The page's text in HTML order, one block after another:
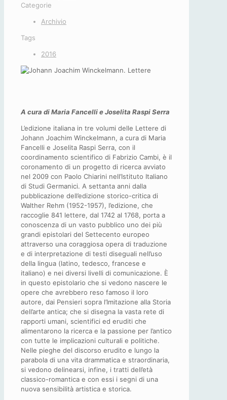
Categorie
Archivio
Tags
2016
A cura di Maria Fancelli e Joselita Raspi Serra
L’edizione italiana in tre volumi delle Lettere di
Johann Joachim Winckelmann, a cura di Maria
Fancelli e Joselita Raspi Serra, con il
coordinamento scientifico di Fabrizio Cambi, è il
coronamento di un progetto di ricerca avviato
nel 2009 con Paolo Chiarini nell’Istituto Italiano
di Studi Germanici. A settanta anni dalla
pubblicazione dell’edizione storico-critica di
Walther Rehm (1952-1957), l’edizione, che
raccoglie 841 lettere, dal 1742 al 1768, porta a
conoscenza di un vasto pubblico uno dei più
grandi epistolari del Settecento europeo
attraverso una coraggiosa opera di traduzione
e di interpretazione di testi diseguali nell’uso
della lingua (latino, tedesco, francese e
italiano) e nei diversi livelli di comunicazione. È
in questo epistolario che si vedono nascere le
opere che avrebbero reso famoso il loro
autore, dai Pensieri sopra l’Imitazione alla Storia
dell’arte antica; che si disegna la vasta rete di
rapporti umani, scientifici ed eruditi che
alimentarono la ricerca e la passione per l’antico
con tutte le implicazioni culturali e politiche.
Nelle pieghe del discorso erudito e lungo la
parabola di una vita drammatica e straordinaria,
si vedono delinearsi, infine, i tratti dell’età
classico-romantica e con essi i segni di una
nuova sensibilità artistica e storica.